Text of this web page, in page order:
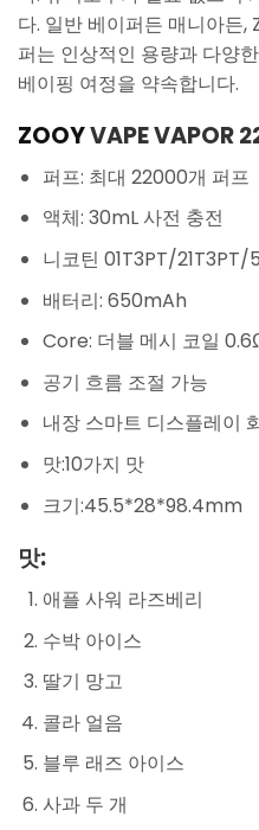
다. 일반 베이퍼든 매니아든,
퍼는 인상적인 용량과 다양
베이핑 여정을 약속합니다.
ZOOYVAPE VAPOR
퍼프: 최대 22000개 퍼프
액체: 30mL 사전 충전
니코틴 01T3PT/21T3PT/
배터리: 650mAh
Core: 더블 메시 코일
공기 흐름 조절 가능
내장 스마트 디스플레이
맛:10가지 맛
크기:45.5*28*98.4mm
맛:
애플 사워 라즈베리
수박 아이스
딸기 망고
콜라 얼음
블루 래즈 아이스
사과 두 개